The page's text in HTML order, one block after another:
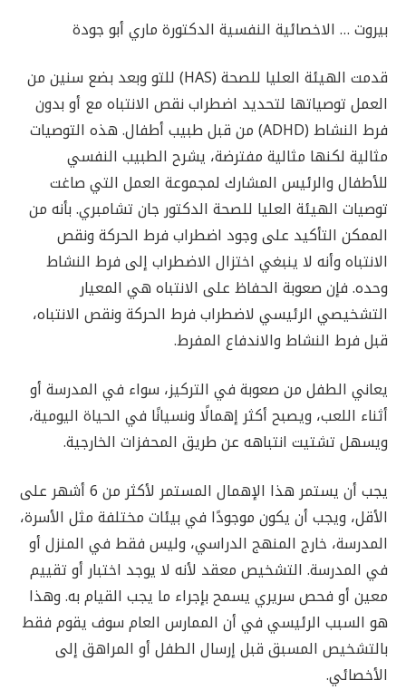
بيروت … الاخصائية النفسية الدكتورة ماري أبو جودة
قدمت الهيئة العليا للصحة (HAS) للتو وبعد بضع سنين من
العمل توصياتها لتحديد اضطراب نقص الانتباه مع أو بدون
فرط النشاط (ADHD) من قبل طبيب أطفال. هذه التوصيات
مثالية لكنها مثالية مفترضة، يشرح الطبيب النفسي
للأطفال والرئيس المشارك لمجموعة العمل التي صاغت
توصيات الهيئة العليا للصحة الدكتور جان تشامبري. بأنه من
الممكن التأكيد على وجود اضطراب فرط الحركة ونقص
الانتباه وأنه لا ينبغي اختزال الاضطراب إلى فرط النشاط
وحده. فإن صعوبة الحفاظ على الانتباه هي المعيار
التشخيصي الرئيسي لاضطراب فرط الحركة ونقص الانتباه،
قبل فرط النشاط والاندفاع المفرط.
يعاني الطفل من صعوبة في التركيز، سواء في المدرسة أو
أثناء اللعب، ويصبح أكثر إهمالًا ونسيانًا في الحياة اليومية،
ويسهل تشتيت انتباهه عن طريق المحفزات الخارجية.
يجب أن يستمر هذا الإهمال المستمر لأكثر من 6 أشهر على
الأقل، ويجب أن يكون موجودًا في بيئات مختلفة مثل الأسرة،
المدرسة، خارج المنهج الدراسي، وليس فقط في المنزل أو
في المدرسة. التشخيص معقد لأنه لا يوجد اختبار أو تقييم
معين أو فحص سريري يسمح بإجراء ما يجب القيام به. وهذا
هو السبب الرئيسي في أن الممارس العام سوف يقوم فقط
بالتشخيص المسبق قبل إرسال الطفل أو المراهق إلى
الأخصائي.